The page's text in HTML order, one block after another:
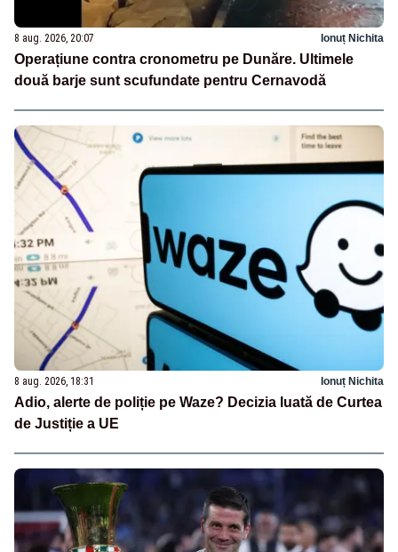
8 aug. 2026, 20:07 Ionuț Nichita
Operațiune contra cronometru pe Dunăre. Ultimele
două barje sunt scufundate pentru Cernavodă
8 aug. 2026, 18:31 Ionuț Nichita
Adio, alerte de poliție pe Waze? Decizia luată de Curtea
de Justiție a UE